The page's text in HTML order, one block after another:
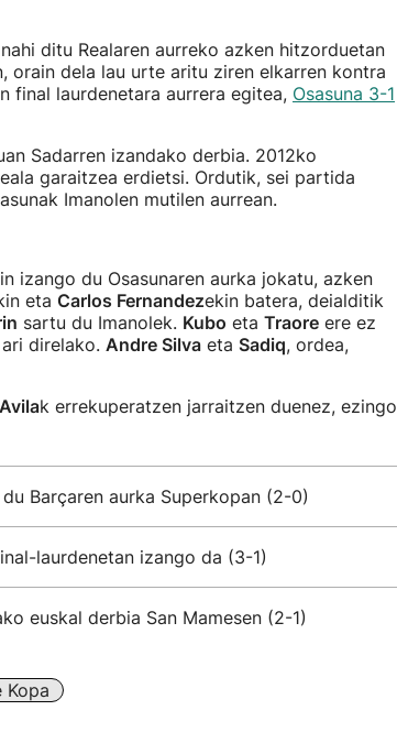
ditu Realaren aurreko azken hitzorduetan
orain dela lau urte aritu ziren elkarren kontra
final laurdenetara aurrera egitea, Osasuna 3-1
Sadarren izandako derbia. 2012ko
garaitzea erdietsi. Ordutik, sei partida
Imanolen mutilen aurrean.
izango du Osasunaren aurka jokatu, azken
eta Carlos Fernandezekin batera, deialditik
sartu du Imanolek. Kubo eta Traore ere ez
direlako. Andre Silva eta Sadiq, ordea,
k errekuperatzen jarraitzen duenez, ezingo
Barçaren aurka Superkopan (2-0)
laurdenetan izango da (3-1)
euskal derbia San Mamesen (2-1)
Kopa